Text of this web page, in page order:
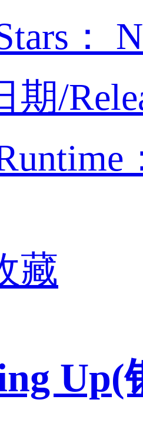
：
期/
藏
Up(